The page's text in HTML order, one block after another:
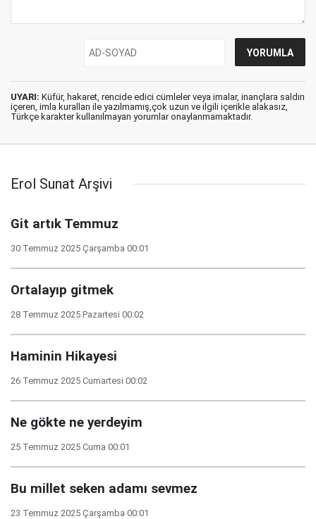
UYARI: Küfür, hakaret, rencide edici cümleler veya imalar, inançlara saldırı
içeren, imla kuralları ile yazılmamış,çok uzun ve ilgili içerikle alakasız,
Türkçe karakter kullanılmayan yorumlar onaylanmamaktadır.
Erol Sunat Arşivi
Git artık Temmuz
30 Temmuz 2025 Çarşamba 00:01
Ortalayıp gitmek
28 Temmuz 2025 Pazartesi 00:02
Haminin Hikayesi
26 Temmuz 2025 Cumartesi 00:02
Ne gökte ne yerdeyim
25 Temmuz 2025 Cuma 00:01
Bu millet seken adamı sevmez
23 Temmuz 2025 Çarşamba 00:01